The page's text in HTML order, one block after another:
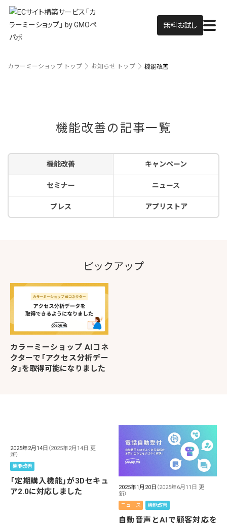
無料お試し
カラーミーショップ トップ お知らせ トップ 機能改善
機能改善の記事一覧
機能改善 キャンペーン
セミナー ニュース
プレス アプリストア
ピックアップ
カラーミーショップ AIコネ
クターで「アクセス分析デー
タ」を取得可能になりました
2025年2月14日 （2025年2月14日 更
新）
機能改善
「定期購入機能」が3Dセキュ
ア2.0に対応しました
2025年1月20日 （2025年6月11日 更
新）
ニュース 機能改善
自動音声とAIで顧客対応を